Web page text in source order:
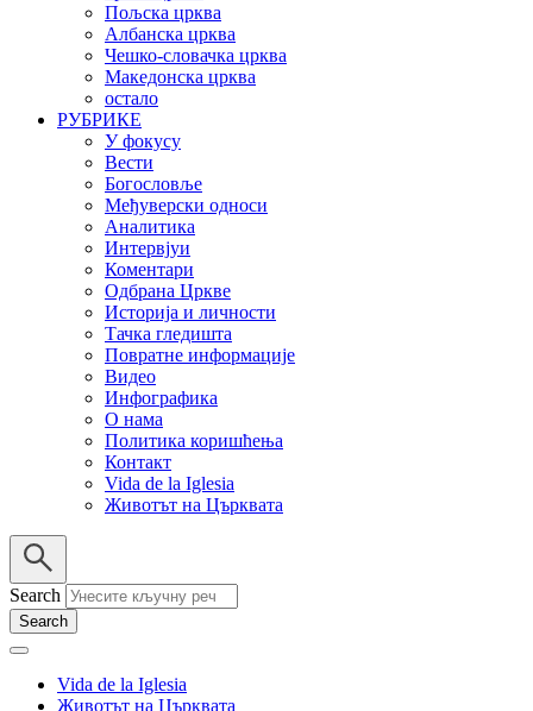
Пољска црква
Албанска црква
Чешко-словачка црква
Македонска црква
остало
РУБРИКЕ
У фокусу
Вести
Богословље
Међуверски односи
Аналитика
Интервјуи
Коментари
Одбрана Цркве
Историја и личности
Тачка гледишта
Повратне информације
Видео
Инфографика
О нама
Политика коришћења
Контакт
Vida de la Iglesia
Животът на Църквата
Search
Vida de la Iglesia
Животът на Църквата